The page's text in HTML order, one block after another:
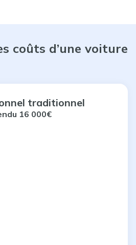
coûts d’une voiture
traditionnel
16 000€